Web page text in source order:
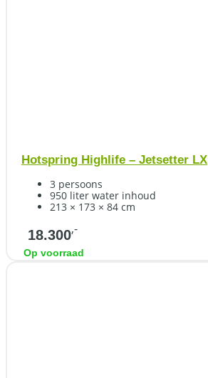
Hotspring Highlife – Jetsetter LX
3 persoons
950 liter water inhoud
213 × 173 × 84 cm
18.300,-
Op voorraad